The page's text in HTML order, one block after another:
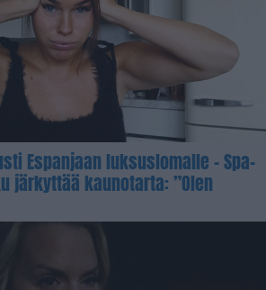
Espanjaan luksuslomalle – Spa-
järkyttää kaunotarta: ”Olen